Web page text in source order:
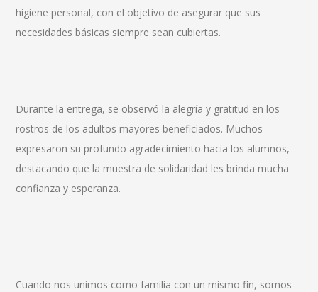
higiene personal, con el objetivo de asegurar que sus
necesidades básicas siempre sean cubiertas.
Durante la entrega, se observó la alegría y gratitud en los
rostros de los adultos mayores beneficiados. Muchos
expresaron su profundo agradecimiento hacia los alumnos,
destacando que la muestra de solidaridad les brinda mucha
confianza y esperanza.
Cuando nos unimos como familia con un mismo fin, somos